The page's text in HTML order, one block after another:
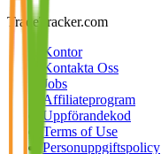
TradeTracker.com
Kontor
Kontakta Oss
Jobs
Affiliateprogram
Uppförandekod
Terms of Use
Personuppgiftspolicy